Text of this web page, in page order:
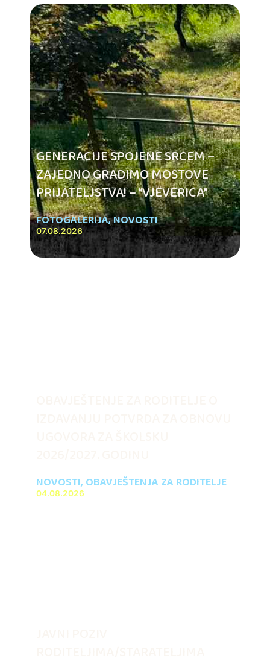
GENERACIJE SPOJENE SRCEM –
ZAJEDNO GRADIMO MOSTOVE
PRIJATELJSTVA! – “VJEVERICA”
FOTOGALERIJA,NOVOSTI
07.08.2026
NOVOSTI, OBAVJEŠTENJA ZA RODITELJE
04.08.2026